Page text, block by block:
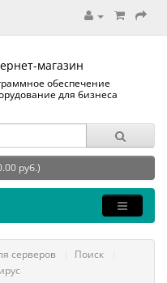
магазин
обеспечение
для бизнеса
руб.)
серверов
Поиск